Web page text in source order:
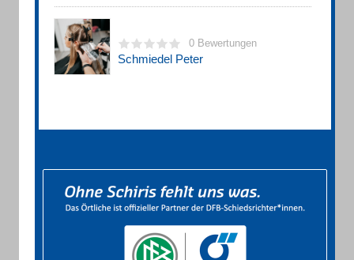
0 Bewertungen
Schmiedel Peter